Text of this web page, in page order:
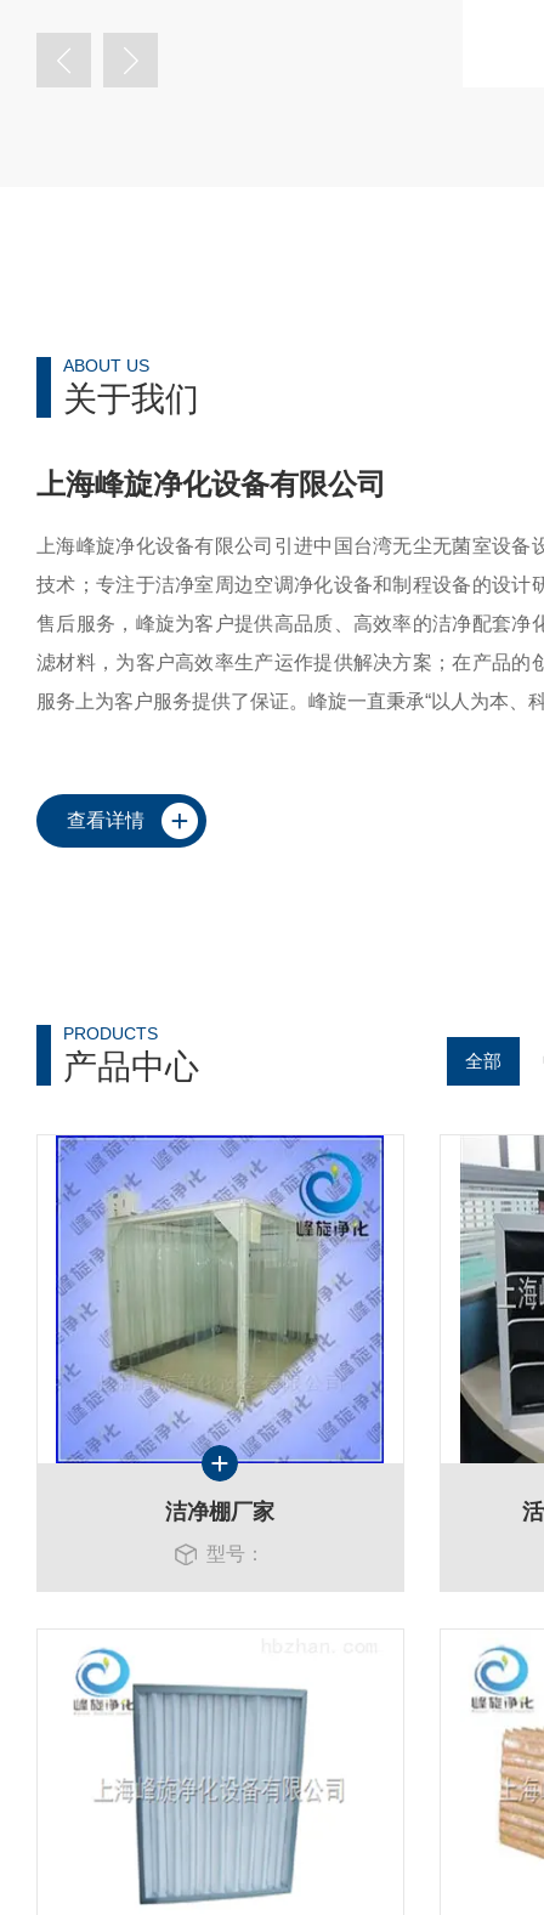
ABOUT US
关于我们
上海峰旋净化设备有限公司
上海峰旋净化设备有限公司引进中国台湾无尘无菌室设备
技术；专注于洁净室周边空调净化设备和制程设备的设计
售后服务，峰旋为客户提供高品质、高效率的洁净配套净
滤材料，为客户高效率生产运作提供解决方案；在产品的
服务上为客户服务提供了保证。峰旋一直秉承“以人为本、
空气过滤耗材、洁...
查看详情
PRODUCTS
产品中心 全部
洁净棚厂家
型号：